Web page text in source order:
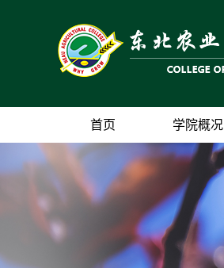
首页 学院概况